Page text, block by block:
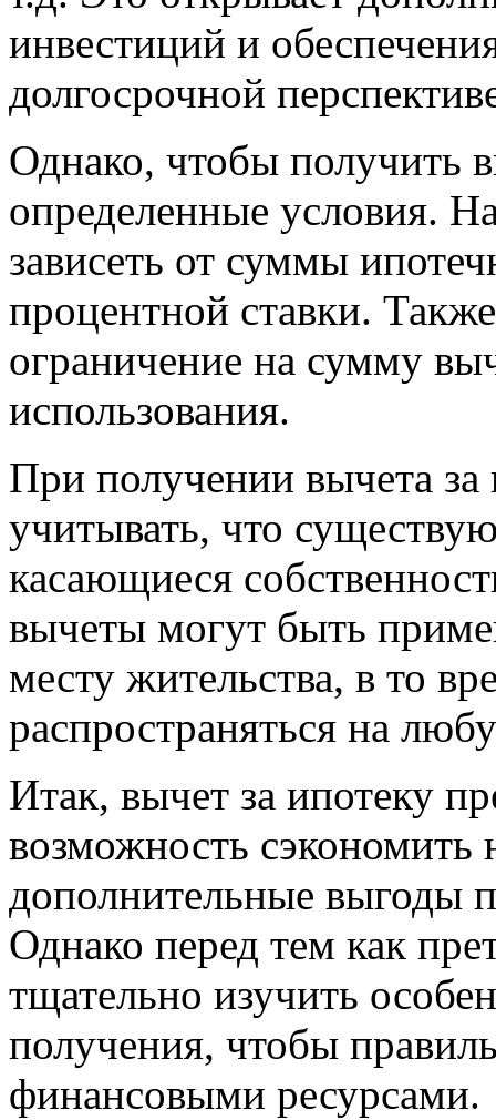
инвестиций и
долгосрочной
Однако, чтобы получить
определенные условия.
зависеть от суммы
процентной ставки.
ограничение на сумму
использования.
При получении вычета за
учитывать, что
касающиеся
вычеты могут быть
месту жительства, в то
распространяться на
Итак, вычет за ипотеку
возможность сэкономить
дополнительные выгоды
Однако перед тем как
тщательно изучить
получения, чтобы
финансовыми ресурсами.